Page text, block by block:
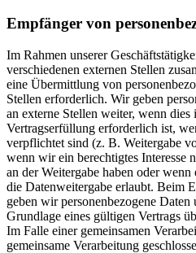
Empfänger von
Im Rahmen unserer
verschiedenen externen Stellen
eine Übermittlung von
Stellen erforderlich. Wir geben
an externe Stellen weiter, wenn dies
Vertragserfüllung erforderlich ist,
verpflichtet sind (z. B. Weitergabe
wenn wir ein berechtigtes
an der Weitergabe haben oder
die Datenweitergabe erlaubt. Beim
geben wir personenbezogene
Grundlage eines gültigen Vertrags
Im Falle einer gemeinsamen
gemeinsame Verarbeitung